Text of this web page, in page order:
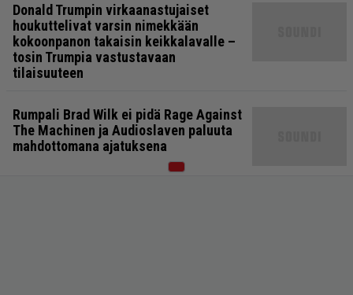
Donald Trumpin virkaanastujaiset
houkuttelivat varsin nimekkään
kokoonpanon takaisin keikkalavalle –
tosin Trumpia vastustavaan
tilaisuuteen
Rumpali Brad Wilk ei pidä Rage Against
The Machinen ja Audioslaven paluuta
mahdottomana ajatuksena